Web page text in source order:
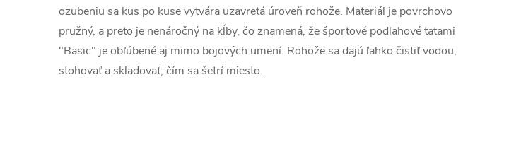
ozubeniu sa kus po kuse vytvára uzavretá úroveň rohože. Materiál je povrchovo
pružný, a preto je nenáročný na kĺby, čo znamená, že športové podlahové tatami
"Basic" je obľúbené aj mimo bojových umení. Rohože sa dajú ľahko čistiť vodou,
stohovať a skladovať, čím sa šetrí miesto.